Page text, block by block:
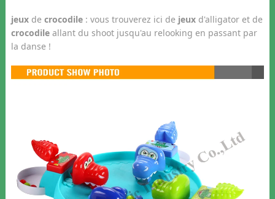
jeuxde crocodile: vous trouverez ici de jeuxd'alligator et de
crocodileallant du shoot jusqu'au relooking en passant par
la danse !